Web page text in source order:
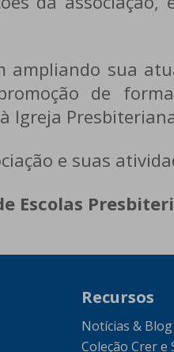
ampliando sua
de
e suas
Escolas
Recursos
Notícias & Blog
Coleção Crer e